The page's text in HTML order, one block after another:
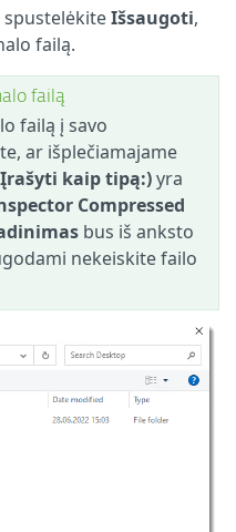
Išsaugoti,
failą.
failą
failą į savo
ar išplečiamajame
kaip tipą:)yra
Compressed
bus iš anksto
nekeiskite failo